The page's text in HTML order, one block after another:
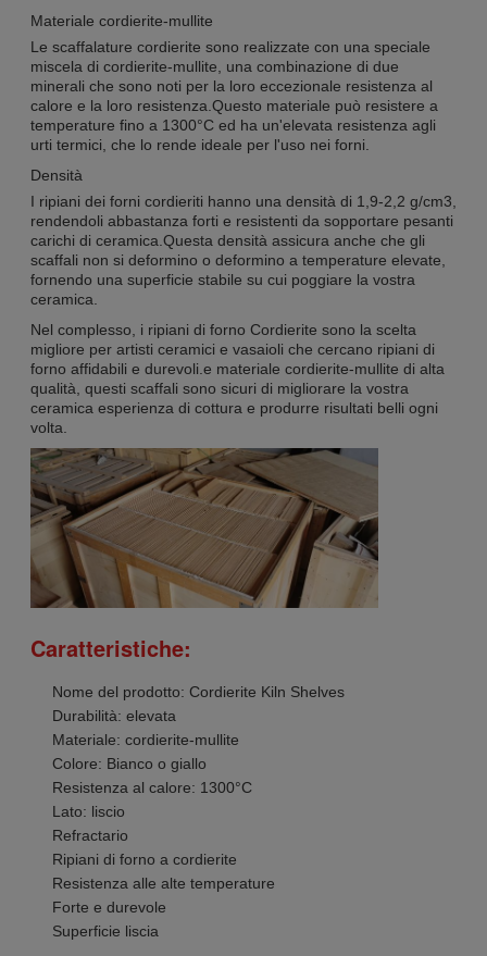
Materiale cordierite-mullite
Le scaffalature cordierite sono realizzate con una speciale
miscela di cordierite-mullite, una combinazione di due
minerali che sono noti per la loro eccezionale resistenza al
calore e la loro resistenza.Questo materiale può resistere a
temperature fino a 1300°C ed ha un'elevata resistenza agli
urti termici, che lo rende ideale per l'uso nei forni.
Densità
I ripiani dei forni cordieriti hanno una densità di 1,9-2,2 g/cm3,
rendendoli abbastanza forti e resistenti da sopportare pesanti
carichi di ceramica.Questa densità assicura anche che gli
scaffali non si deformino o deformino a temperature elevate,
fornendo una superficie stabile su cui poggiare la vostra
ceramica.
Nel complesso, i ripiani di forno Cordierite sono la scelta
migliore per artisti ceramici e vasaioli che cercano ripiani di
forno affidabili e durevoli.e materiale cordierite-mullite di alta
qualità, questi scaffali sono sicuri di migliorare la vostra
ceramica esperienza di cottura e produrre risultati belli ogni
volta.
Caratteristiche:
Nome del prodotto: Cordierite Kiln Shelves
Durabilità: elevata
Materiale: cordierite-mullite
Colore: Bianco o giallo
Resistenza al calore: 1300°C
Lato: liscio
Refractario
Ripiani di forno a cordierite
Resistenza alle alte temperature
Forte e durevole
Superficie liscia